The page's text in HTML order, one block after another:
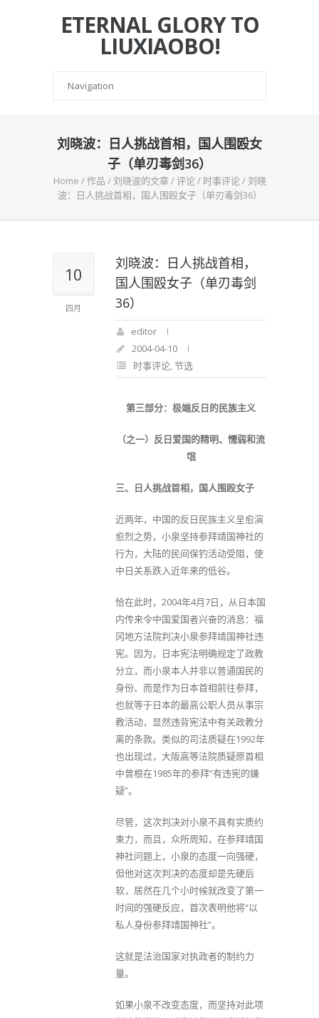
ETERNAL GLORY TO
LIUXIAOBO!
刘晓波：日人挑战首相，国人围殴女
子（单刃毒剑36）
Home /作品 /刘晓波的文章/评论/ 时事评论/刘晓
波：日人挑战首相，国人围殴女子（单刃毒剑36）
10
四月
刘晓波：日人挑战首相，
国人围殴女子（单刃毒剑
36）
editor
2004-04-10
时事评论,节选
第三部分：极端反日的民族主义
（之一）反日爱国的精明、懦弱和流
氓
三、日人挑战首相，国人围殴女子
近两年，中国的反日民族主义呈愈演
愈烈之势，小泉坚持参拜靖国神社的
行为，大陆的民间保钓活动受阻，使
中日关系跌入近年来的低谷。
恰在此时，2004年4月7日，从日本国
内传来令中国爱国者兴奋的消息：福
冈地方法院判决小泉参拜靖国神社违
宪。因为，日本宪法明确规定了政教
分立，而小泉本人并非以普通国民的
身份、而是作为日本首相前往参拜，
也就等于日本的最高公职人员从事宗
教活动，显然违背宪法中有关政教分
离的条款。类似的司法质疑在1992年
也出现过，大阪高等法院质疑原首相
中曾根在1985年的参拜“有违宪的嫌
疑”。
尽管，这次判决对小泉不具有实质约
束力，而且，众所周知，在参拜靖国
神社问题上，小泉的态度一向强硬，
但他对这次判决的态度却是先硬后
软，居然在几个小时候就改变了第一
时间的强硬反应，首次表明他将“以
私人身份参拜靖国神社”。
这就是法治国家对执政者的制约力
量。
如果小泉不改变态度，而坚持对此项